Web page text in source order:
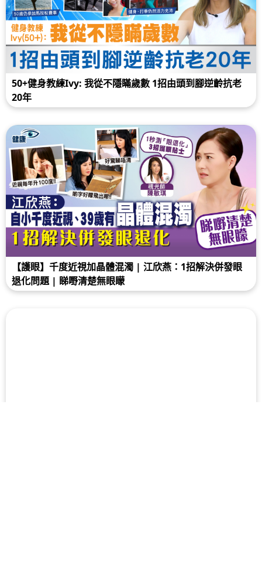
50+健身教練Ivy: 我從不隱瞞歲數 1招由頭到腳逆齡抗老
20年
【護眼】千度近視加晶體混濁 | 江欣燕：1招解決併發眼
退化問題 | 睇嘢清楚無眼矇